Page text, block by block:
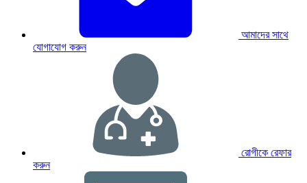
আমাদের সাথে
যোগাযোগ করুন
রোগীকে রেফার
করুন